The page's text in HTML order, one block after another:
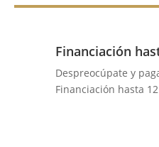
Financiación
Despreocúpate y
Financiación hasta